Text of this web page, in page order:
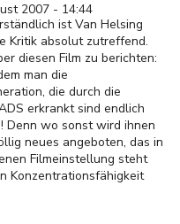
2007 - 14:44
ist Van Helsing
Kritik absolut zutreffend.
diesen Film zu berichten:
man die
die durch die
erkrankt sind endlich
Denn wo sonst wird ihnen
neues angeboten, das in
Filmeinstellung steht
Konzentrationsfähigkeit